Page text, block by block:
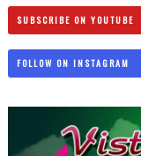
SUBSCRIBE ON YOUTUBE
FOLLOW ON INSTAGRAM